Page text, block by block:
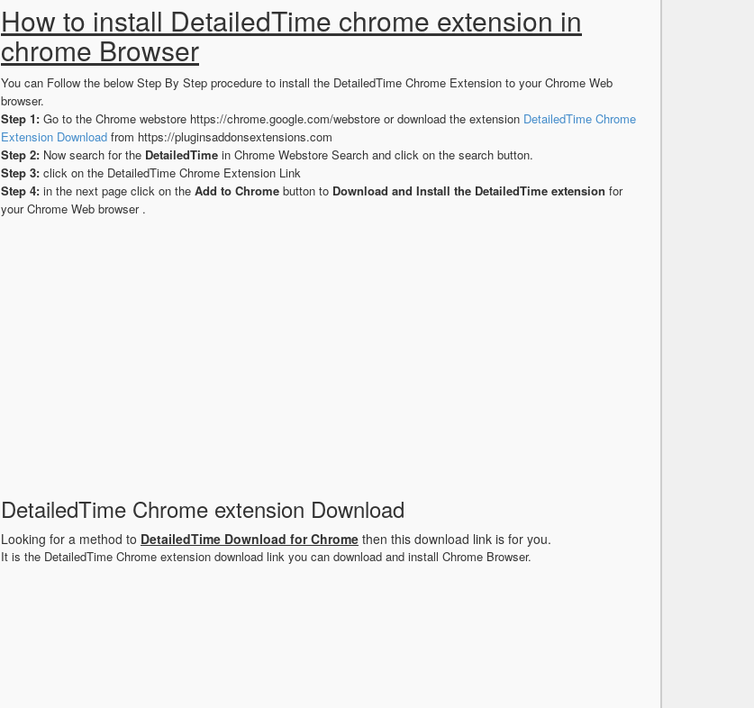
How to install DetailedTime chrome extension in
chrome Browser
You can Follow the below Step By Step procedure to install the DetailedTime Chrome Extension to your Chrome Web
browser.
Step 1: Go to the Chrome webstore https://chrome.google.com/webstore or download the extension DetailedTime Chrome
Extension Download from https://pluginsaddonsextensions.com
Step 2: Now search for the DetailedTime in Chrome Webstore Search and click on the search button.
Step 3: click on the DetailedTime Chrome Extension Link
Step 4: in the next page click on the Add to Chrome button to Download and Install the DetailedTime extension for
your Chrome Web browser .
DetailedTime Chrome extension Download
Looking for a method to DetailedTime Download for Chrome then this download link is for you.
It is the DetailedTime Chrome extension download link you can download and install Chrome Browser.